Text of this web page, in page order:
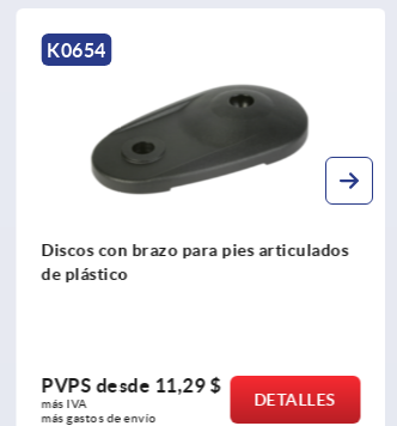
K0654
Discos con brazo para pies articulados
de plástico
PVPS desde 11,29 $
más IVA
más gastos de envío
DETALLES